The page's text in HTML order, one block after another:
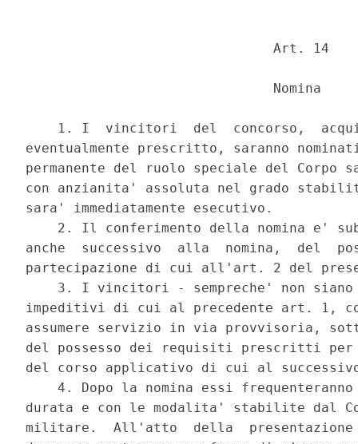
                               Art. 14
                               Nomina
1. I  vincitori  del  concorso,
eventualmente prescritto, saranno
permanente del ruolo speciale del
con anzianita' assoluta nel grado
sara' immediatamente esecutivo.
2. Il conferimento della nomina e'
anche  successivo  alla  nomina,  del
partecipazione di cui all'art. 2 del
3. I vincitori - sempreche' non
impeditivi di cui al precedente art. 1,
assumere servizio in via provvisoria,
del possesso dei requisiti prescritti per
del corso applicativo di cui al
4. Dopo la nomina essi
durata e con le modalita' stabilite dal
militare.  All'atto  della